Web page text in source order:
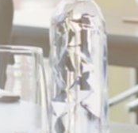
ター
導
業務
製
自
小
大
製造
オフラ
クラ
Platform
障
オ
企業
イベント
セ
グルー
ダイバ
マル